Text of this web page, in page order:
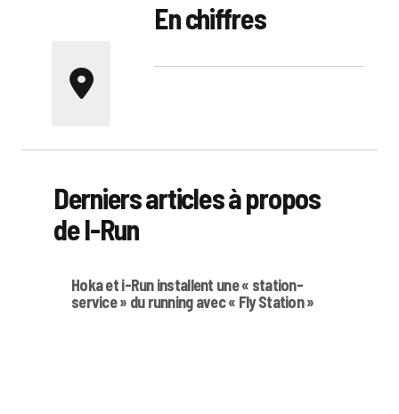
En chiffres
Derniers articles à propos
de I-Run
Hoka et i-Run installent une « station-
service » du running avec « Fly Station »